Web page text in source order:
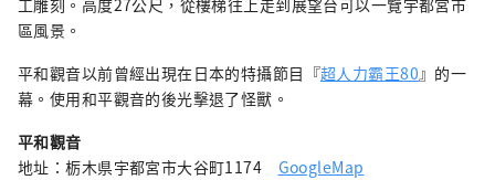
工雕刻。高度27公尺，從樓梯往上走到展望台可以一覽宇都宮市
區風景。
平和觀音以前曾經出現在日本的特攝節目『超人力霸王80』的一
幕。使用和平觀音的後光擊退了怪獸。
平和觀音
地址：栃木県宇都宮市大谷町1174 GoogleMap